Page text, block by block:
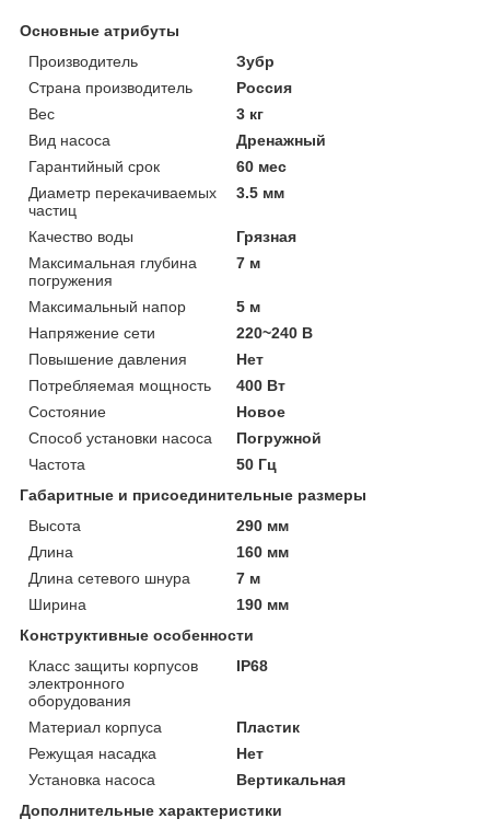
Основные атрибуты
Производитель
Зубр
Страна производитель
Россия
Вес
3 кг
Вид насоса
Дренажный
Гарантийный срок
60 мес
Диаметр перекачиваемых
частиц
3.5 мм
Качество воды
Грязная
Максимальная глубина
погружения
7 м
Максимальный напор
5 м
Напряжение сети
220~240 В
Повышение давления
Нет
Потребляемая мощность
400 Вт
Состояние
Новое
Способ установки насоса
Погружной
Частота
50 Гц
Габаритные и присоединительные размеры
Высота
290 мм
Длина
160 мм
Длина сетевого шнура
7 м
Ширина
190 мм
Конструктивные особенности
Класс защиты корпусов
электронного
оборудования
IP68
Материал корпуса
Пластик
Режущая насадка
Нет
Установка насоса
Вертикальная
Дополнительные характеристики